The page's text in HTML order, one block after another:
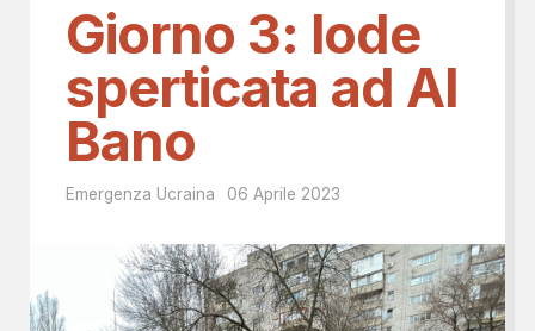
Giorno 3: lode
sperticata ad Al
Bano
Emergenza Ucraina 06 Aprile 2023